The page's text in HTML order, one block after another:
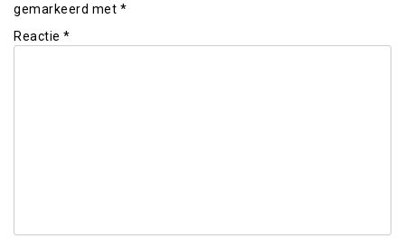
gemarkeerd met *
Reactie *